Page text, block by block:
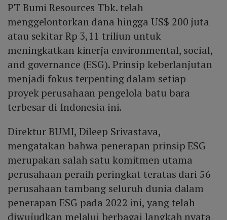
PT Bumi Resources Tbk. telah
menggelontorkan dana hingga US$ 200 juta
atau sekitar Rp 3,11 triliun untuk
meningkatkan kinerja environmental, social,
and governance (ESG). Prinsip keberlanjutan
menjadi fokus terpenting dalam setiap
proyek perusahaan pengelola batu bara
terbesar di Indonesia ini.
Direktur BUMI, Dileep Srivastava,
mengatakan bahwa penerapan prinsip ESG
merupakan salah satu komitmen utama
perusahaan peraih peringkat teratas dari 56
perusahaan tambang seluruh dunia dalam
penerapan ESG pada 2022 ini, yang telah
diwujudkan melalui berbagai langkah nyata